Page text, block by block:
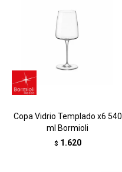
Copa Vidrio Templado x6 540
ml Bormioli
$ 1.620